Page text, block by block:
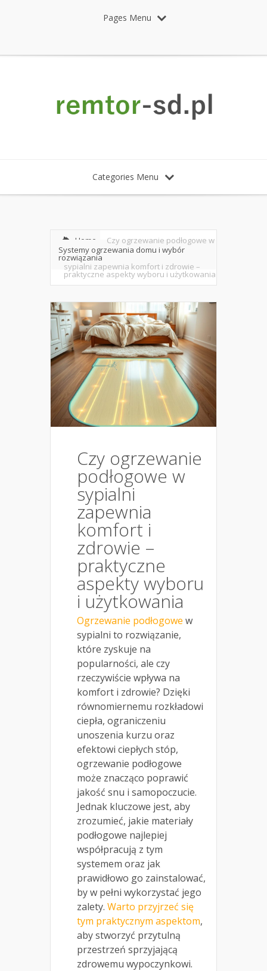
Pages Menu
Categories Menu
Home
Systemy ogrzewania domu i wybór
rozwiązania
Czy ogrzewanie podłogowe w
sypialni zapewnia komfort i zdrowie –
praktyczne aspekty wyboru i użytkowania
Czy ogrzewanie
podłogowe w
sypialni
zapewnia
komfort i
zdrowie –
praktyczne
aspekty wyboru
i użytkowania
Ogrzewanie podłogowe w
sypialni to rozwiązanie,
które zyskuje na
popularności, ale czy
rzeczywiście wpływa na
komfort i zdrowie? Dzięki
równomiernemu rozkładowi
ciepła, ograniczeniu
unoszenia kurzu oraz
efektowi ciepłych stóp,
ogrzewanie podłogowe
może znacząco poprawić
jakość snu i samopoczucie.
Jednak kluczowe jest, aby
zrozumieć, jakie materiały
podłogowe najlepiej
współpracują z tym
systemem oraz jak
prawidłowo go zainstalować,
by w pełni wykorzystać jego
zalety. Warto przyjrzeć się
tym praktycznym aspektom,
aby stworzyć przytulną
przestrzeń sprzyjającą
zdrowemu wypoczynkowi.